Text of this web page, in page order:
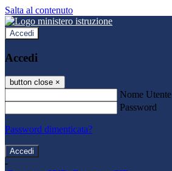
Salta al contenuto
Accedi
Accedi
button close ×
Nome Utente
Password
Password dimenticata?
-